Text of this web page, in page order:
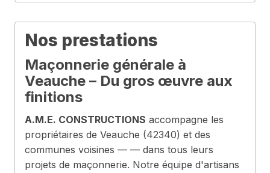
Nos prestations
Maçonnerie générale à
Veauche – Du gros œuvre aux
finitions
A.M.E. CONSTRUCTIONS accompagne les
propriétaires de Veauche (42340) et des
communes voisines — — dans tous leurs
projets de maçonnerie. Notre équipe d'artisans